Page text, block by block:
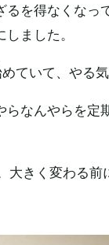
を得なくなっ
ました。
ていて、やる気
なんやらを定
大きく変わる